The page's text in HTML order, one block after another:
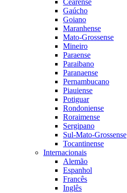
Gaúcho
Goiano
Maranhense
Mato-Grossense
Mineiro
Paraense
Paraibano
Paranaense
Pernambucano
Piauiense
Potiguar
Rondoniense
Roraimense
Sergipano
Sul-Mato-Grossense
Tocantinense
Internacionais
Alemão
Espanhol
Francês
Inglês